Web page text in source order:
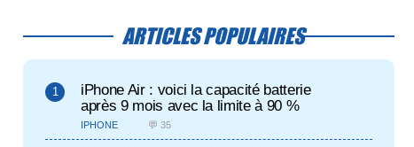
ARTICLES POPULAIRES
iPhone Air : voici la capacité batterie
après 9 mois avec la limite à 90 %
IPHONE 💬 35